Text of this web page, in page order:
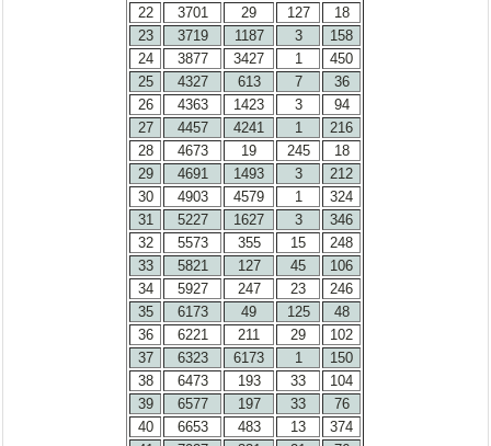
22
3701 29 127
18
23
3719 1187 3
158
24
3877 3427 1
450
25
4327 613 7
36
26
4363 1423 3
94
27
4457 4241 1
216
28
4673 19 245
18
29
4691 1493 3
212
30
4903 4579 1
324
31
5227 1627 3
346
32
5573 355 15
248
33
5821 127 45
106
34
5927 247 23
246
35
6173 49 125
48
36
6221 211 29
102
37
6323 6173 1
150
38
6473 193 33
104
39
6577 197 33
76
40
6653 483 13
374